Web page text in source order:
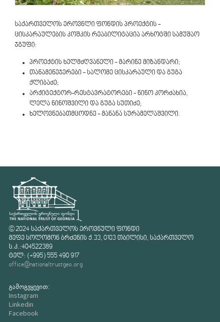
საქართველოს ეროვნლი ფონდის პროექტის -
ცისკარაულების კოშკის რეაბილიტაცია არხოტში სამუშაო
ჯგუფი:
პროექტის ხელმძღვანელი - მარინე მიზანდარი;
თანამენეჯერები - სალომე ცისკარაული და გუგა
ქლიბაძე;
არქიტექტორ-რესტავრატორები - ნინო კორძახია,
ლელა ნინოშვილი და გუგა სუთიძე;
ხელოვნებათმცოდნე - მანანა სურამელაშვილი.
© 2024 საქართველოს ეროვნული ფონდი
მეფე სოლომონ ბრძენის ქ.33, 0103 თბილისი, საქართველო
ს.კ.:404522389
ტელ: (+995) 555 490 917
office@nationaltrustgeo.org
გამოგვყევით:
Instagram
Linkedin
Facebook